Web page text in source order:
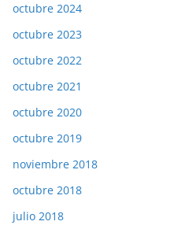
octubre 2024
octubre 2023
octubre 2022
octubre 2021
octubre 2020
octubre 2019
noviembre 2018
octubre 2018
julio 2018